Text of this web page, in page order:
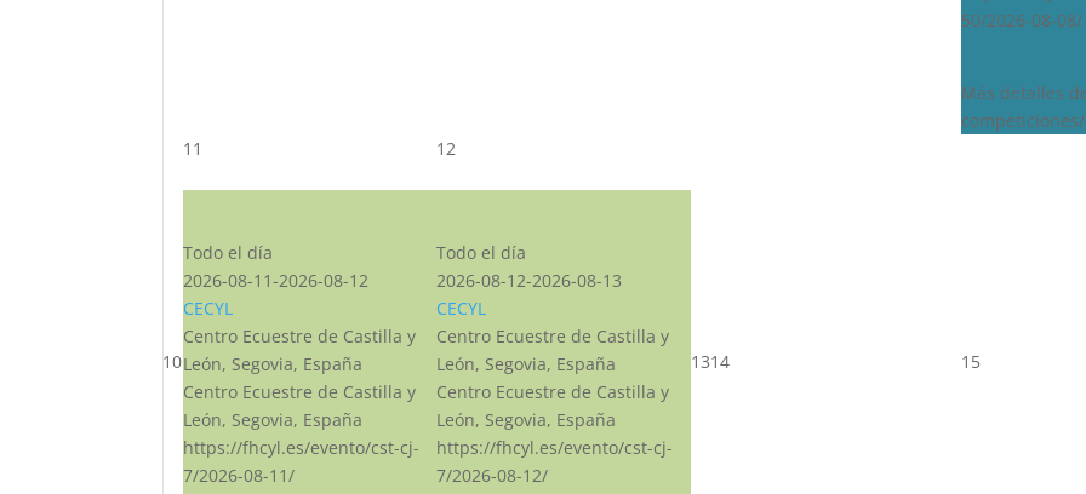
50/2026-08-08/
Más detalles
10
11
Todo el día
2026-08-11-2026-08-12
CECYL
Centro Ecuestre de Castilla y
León, Segovia, España
Centro Ecuestre de Castilla y
León, Segovia, España
https://fhcyl.es/evento/cst-cj-
7/2026-08-11/
12
Todo el día
2026-08-12-2026-08-13
CECYL
Centro Ecuestre de Castilla y
León, Segovia, España
Centro Ecuestre de Castilla y
León, Segovia, España
https://fhcyl.es/evento/cst-cj-
7/2026-08-12/
1314 15